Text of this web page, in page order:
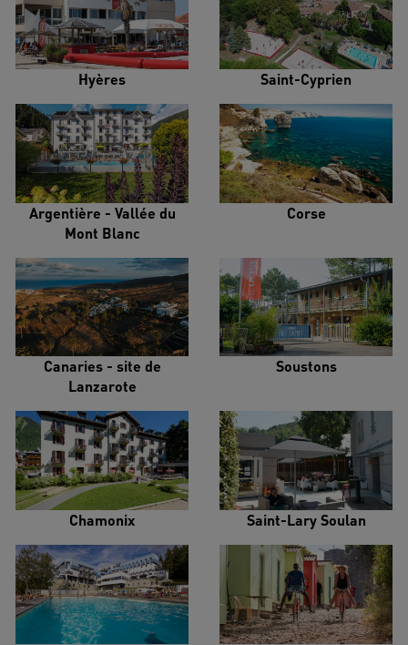
Hyères Saint-Cyprien
Argentière - Vallée du
Mont Blanc
Corse
Canaries - site de
Lanzarote
Soustons
Chamonix Saint-Lary Soulan